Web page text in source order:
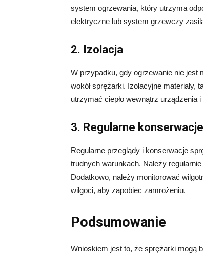
system ogrzewania, który utrzyma
elektryczne lub system grzewczy
2. Izolacja
W przypadku, gdy ogrzewanie nie
wokół sprężarki. Izolacyjne materiały,
utrzymać ciepło wewnątrz urządzenia
3. Regularne konserwacje
Regularne przeglądy i konserwacje
trudnych warunkach. Należy
Dodatkowo, należy monitorować
wilgoci, aby zapobiec zamrożeniu.
Podsumowanie
Wnioskiem jest to, że sprężarki mogą